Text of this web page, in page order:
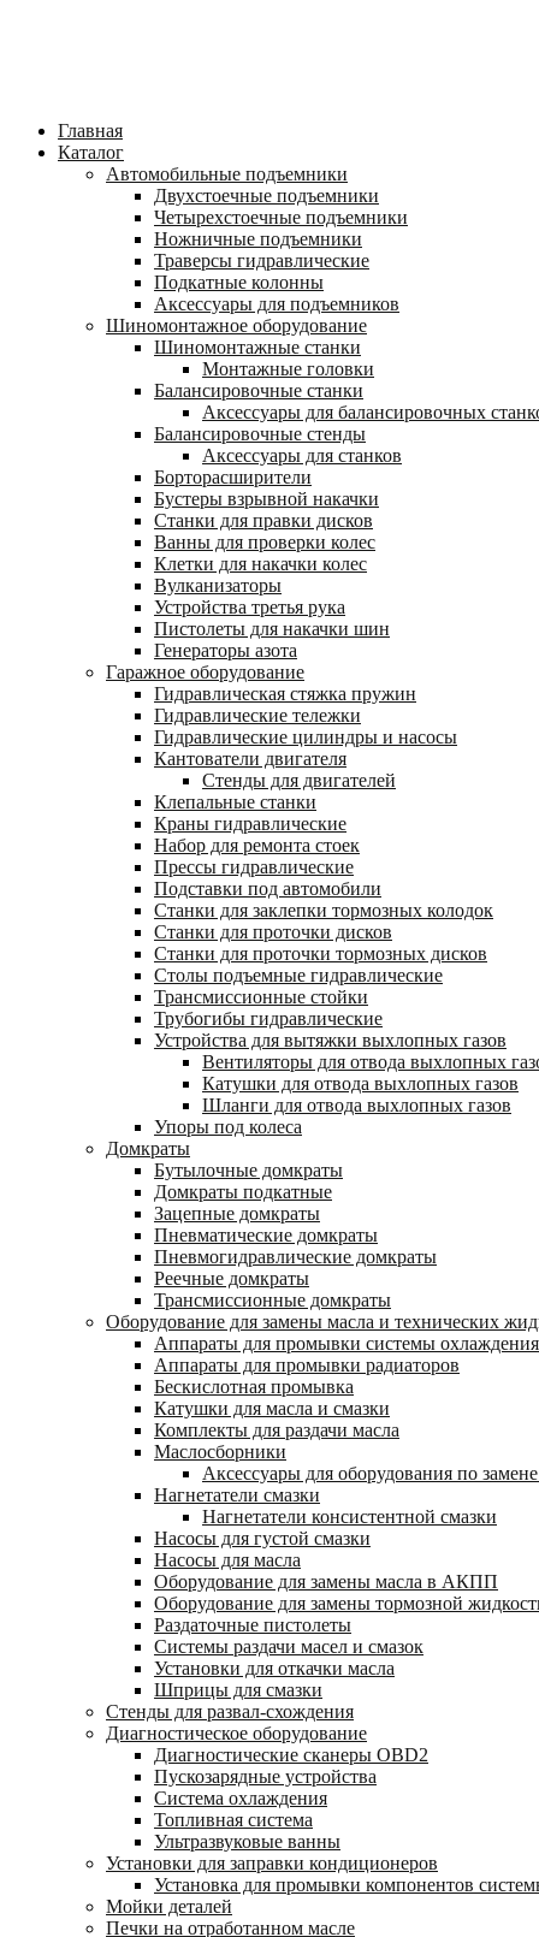
Главная
Каталог
Автомобильные подъемники
Двухстоечные подъемники
Четырехстоечные подъемники
Ножничные подъемники
Траверсы гидравлические
Подкатные колонны
Аксессуары для подъемников
Шиномонтажное оборудование
Шиномонтажные станки
Монтажные головки
Балансировочные станки
Аксессуары для балансировочных
Балансировочные стенды
Аксессуары для станков
Борторасширители
Бустеры взрывной накачки
Станки для правки дисков
Ванны для проверки колес
Клетки для накачки колес
Вулканизаторы
Устройства третья рука
Пистолеты для накачки шин
Генераторы азота
Гаражное оборудование
Гидравлическая стяжка пружин
Гидравлические тележки
Гидравлические цилиндры и насосы
Кантователи двигателя
Стенды для двигателей
Клепальные станки
Краны гидравлические
Набор для ремонта стоек
Прессы гидравлические
Подставки под автомобили
Станки для заклепки тормозных колодок
Станки для проточки дисков
Станки для проточки тормозных дисков
Столы подъемные гидравлические
Трансмиссионные стойки
Трубогибы гидравлические
Устройства для вытяжки выхлопных газов
Вентиляторы для отвода выхлопных
Катушки для отвода выхлопных газов
Шланги для отвода выхлопных газов
Упоры под колеса
Домкраты
Бутылочные домкраты
Домкраты подкатные
Зацепные домкраты
Пневматические домкраты
Пневмогидравлические домкраты
Реечные домкраты
Трансмиссионные домкраты
Оборудование для замены масла и технических
Аппараты для промывки системы охлаждения
Аппараты для промывки радиаторов
Бескислотная промывка
Катушки для масла и смазки
Комплекты для раздачи масла
Маслосборники
Аксессуары для оборудования по
Нагнетатели смазки
Нагнетатели консистентной смазки
Насосы для густой смазки
Насосы для масла
Оборудование для замены масла в АКПП
Оборудование для замены тормозной
Раздаточные пистолеты
Системы раздачи масел и смазок
Установки для откачки масла
Шприцы для смазки
Стенды для развал-схождения
Диагностическое оборудование
Диагностические сканеры OBD2
Пускозарядные устройства
Система охлаждения
Топливная система
Ультразвуковые ванны
Установки для заправки кондиционеров
Установка для промывки компонентов
Мойки деталей
Печки на отработанном масле